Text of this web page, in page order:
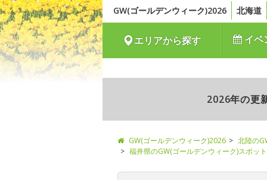
GW(ゴールデンウィーク)2026 北海道
エリアから探す イベ
2026年の更
GW(ゴールデンウィーク)2026
北陸の
福井県のGW(ゴールデンウィーク)スポット